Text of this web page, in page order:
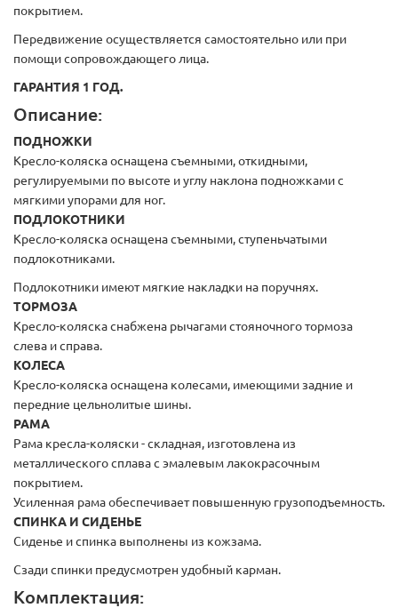
покрытием.
Передвижение осуществляется самостоятельно или при
помощи сопровождающего лица.
ГАРАНТИЯ 1 ГОД.
Описание:
ПОДНОЖКИ
Кресло-коляска оснащена съемными, откидными,
регулируемыми по высоте и углу наклона подножками с
мягкими упорами для ног.
ПОДЛОКОТНИКИ
Кресло-коляска оснащена съемными, ступеньчатыми
подлокотниками.
Подлокотники имеют мягкие накладки на поручнях.
ТОРМОЗА
Кресло-коляска снабжена рычагами стояночного тормоза
слева и справа.
КОЛЕСА
Кресло-коляска оснащена колесами, имеющими задние и
передние цельнолитые шины.
РАМА
Рама кресла-коляски - складная, изготовлена из
металлического сплава с эмалевым лакокрасочным
покрытием.
Усиленная рама обеспечивает повышенную грузоподъемность.
СПИНКА И СИДЕНЬЕ
Сиденье и спинка выполнены из кожзама.
Сзади спинки предусмотрен удобный карман.
Комплектация: